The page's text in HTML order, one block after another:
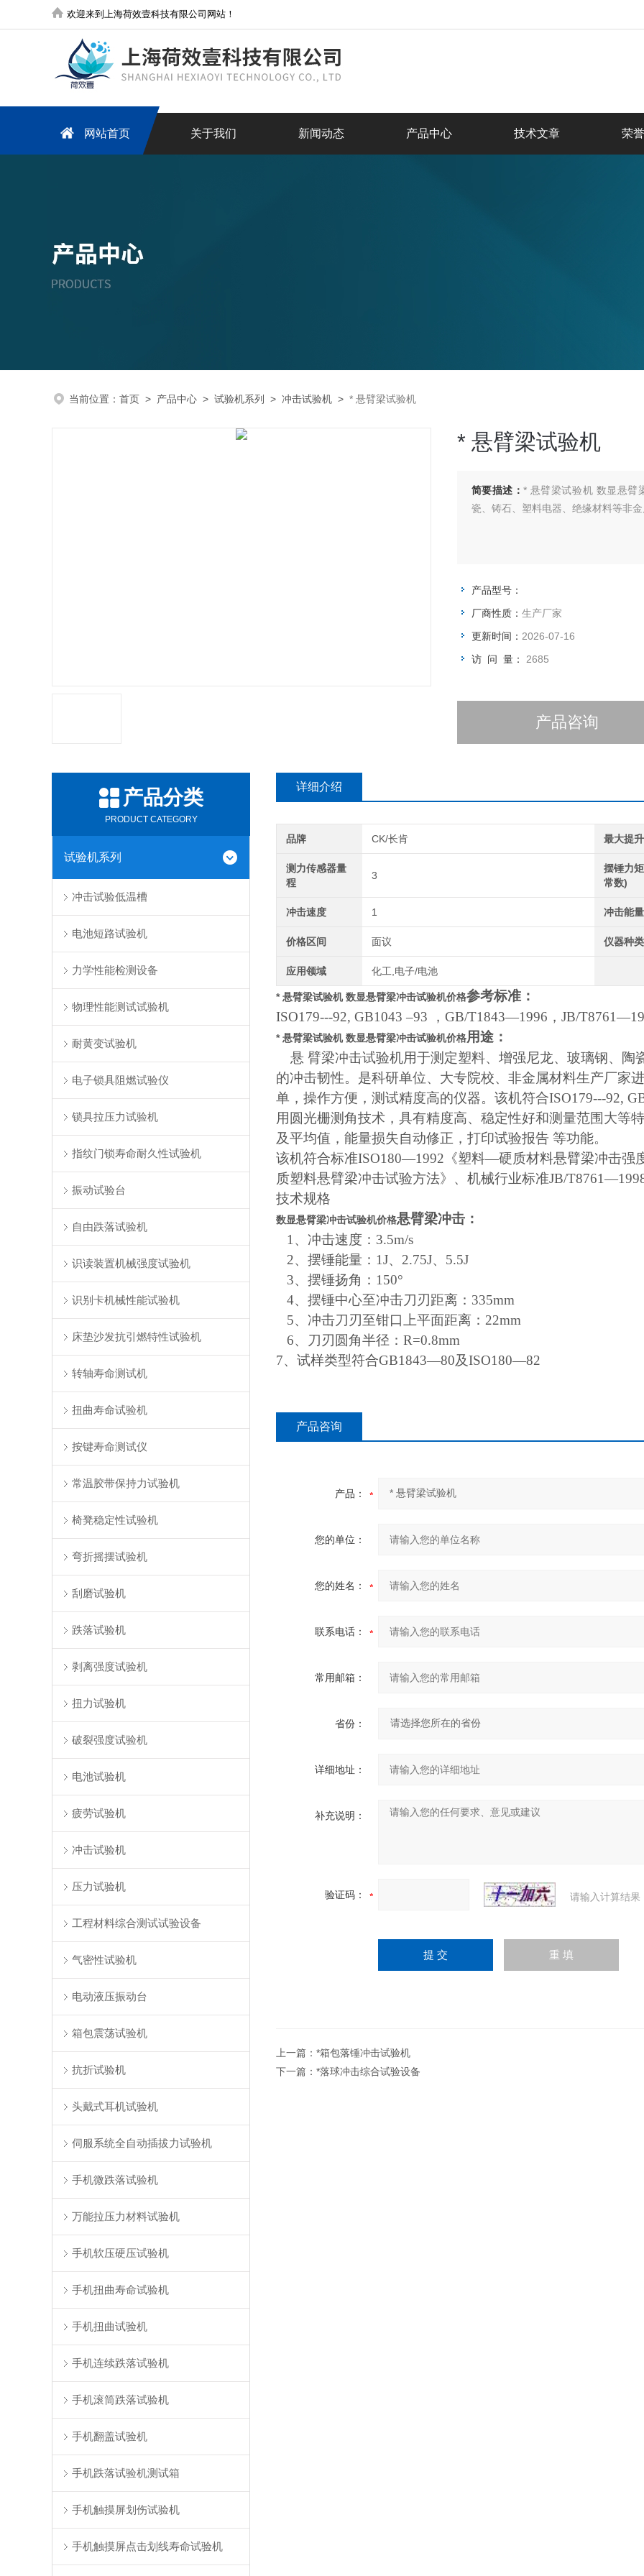
欢迎来到上海荷效壹科技有限公司网站！
网站首页 关于我们 新闻动态 产品中心 技术文章 荣
当前位置： 首页 > 产品中心 > 试验机系列 > 冲击试验机 > * 悬臂梁试验机
* 悬臂梁试验机
简要描述： * 悬臂梁试验机 数显悬臂
瓷、铸石、塑料电器、绝缘材料等非
产品型号：
厂商性质： 生产厂家
更新时间： 2026-07-16
访 问 量： 2685
产品咨询
产品分类
PRODUCT CATEGORY
试验机系列
冲击试验低温槽
电池短路试验机
力学性能检测设备
物理性能测试试验机
耐黄变试验机
电子锁具阻燃试验仪
锁具拉压力试验机
指纹门锁寿命耐久性试验机
振动试验台
自由跌落试验机
识读装置机械强度试验机
识别卡机械性能试验机
床垫沙发抗引燃特性试验机
转轴寿命测试机
扭曲寿命试验机
按键寿命测试仪
常温胶带保持力试验机
椅凳稳定性试验机
弯折摇摆试验机
刮磨试验机
跌落试验机
剥离强度试验机
扭力试验机
破裂强度试验机
电池试验机
疲劳试验机
冲击试验机
压力试验机
工程材料综合测试试验设备
气密性试验机
电动液压振动台
箱包震荡试验机
抗折试验机
头戴式耳机试验机
伺服系统全自动插拔力试验机
手机微跌落试验机
万能拉压力材料试验机
手机软压硬压试验机
手机扭曲寿命试验机
手机扭曲试验机
手机连续跌落试验机
手机滚筒跌落试验机
手机翻盖试验机
手机跌落试验机测试箱
手机触摸屏划伤试验机
手机触摸屏点击划线寿命试验机
详细介绍
品牌 CK/长肯 最大提
测力传感器量
程
3
摆锤力
常数)
冲击速度 1 冲击能量
价格区间 面议 仪器种类
应用领域 化工,电子/电池
* 悬臂梁试验机数显悬臂梁冲击试验机价格参考标准：
ISO179---92, GB1043 –93 ，GB/T1843—1996，JB/
* 悬臂梁试验机数显悬臂梁冲击试验机价格用途：
悬 臂梁冲击试验机用于测定塑料、增强尼龙、玻璃钢、陶
的冲击韧性。是科研单位、大专院校、非金属材料生产厂家
单，操作方便，测试精度高的仪器。该机符合ISO179---92,
用圆光栅测角技术，具有精度高、稳定性好和测量范围大等
及平均值，能量损失自动修正，打印试验报告 等功能。
该机符合标准ISO180—1992《塑料—硬质材料悬臂梁冲击强
质塑料悬臂梁冲击试验方法》、机械行业标准JB/
技术规格
数显悬臂梁冲击试验机价格悬臂梁冲击：
1、冲击速度：3.5m/s
2、摆锤能量：1J、2.75J、5.5J
3、摆锤扬角：150°
4、摆锤中心至冲击刀刃距离：335mm
5、冲击刀刃至钳口上平面距离：22mm
6、刀刃圆角半径：R=0.8mm
7、试样类型符合GB1843—80及ISO180—82
产品咨询
产品：
您的单位：
您的姓名：
联系电话：
常用邮箱：
省份：
详细地址：
补充说明：
验证码： 请输入计算结果
上一篇： *箱包落锤冲击试验机
下一篇： *落球冲击综合试验设备